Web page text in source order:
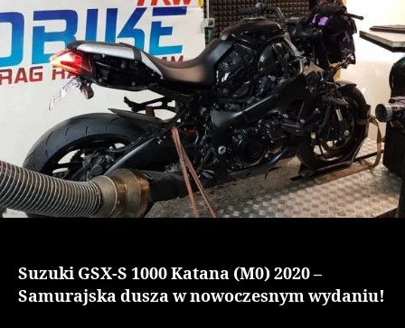
Suzuki GSX-S 1000 Katana (M0) 2020 –
Samurajska dusza w nowoczesnym wydaniu!